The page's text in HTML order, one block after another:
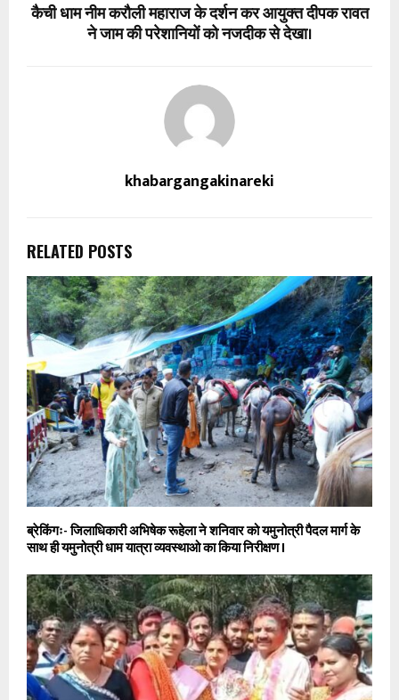
कैची धाम नीम करौली महाराज के दर्शन कर आयुक्त दीपक रावत
ने जाम की परेशानियों को नजदीक से देखा।
khabargangakinareki
RELATED POSTS
ब्रेकिंगः- जिलाधिकारी अभिषेक रूहेला ने शनिवार को यमुनोत्री पैदल मार्ग के
साथ ही यमुनोत्री धाम यात्रा व्यवस्थाओ का किया निरीक्षण l